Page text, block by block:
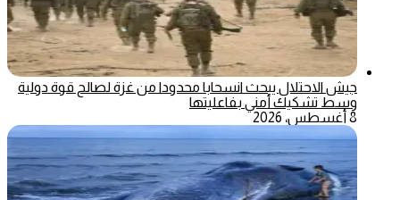
جيش الاحتلال يبحث انسحابا محدودا من غزة لصالح قوة دولية
وسط تشكيك أمني بفاعليتها
8 أغسطس، 2026